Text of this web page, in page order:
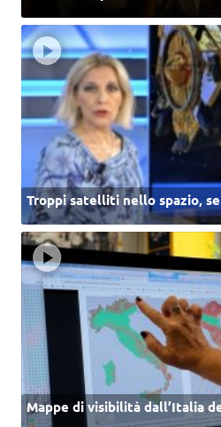
Troppi satelliti nello spazio,
Mappe di visibilità dall’Italia